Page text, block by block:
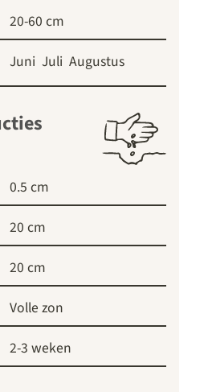
20-60 cm
Juni Juli Augustus
0.5 cm
20 cm
20 cm
Volle zon
2-3 weken